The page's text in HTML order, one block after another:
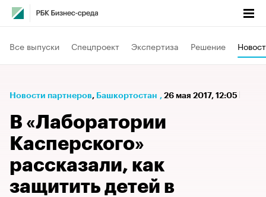
Все выпуски Спецпроект Экспертиза Решение
Новости партнеров⁠, Башкортостан , 26 мая 2017, 12:05
В «Лаборатории
Касперского»
рассказали, как
защитить детей в